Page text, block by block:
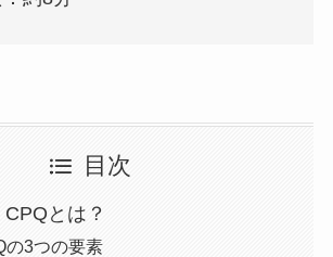
目次
とは？
の3つの要素